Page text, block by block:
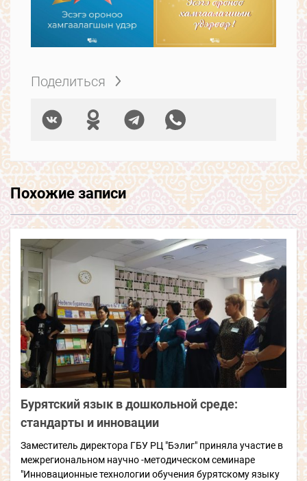
Поделиться
Похожие записи
Бурятский язык в дошкольной среде:
стандарты и инновации
Заместитель директора ГБУ РЦ "Бэлиг" приняла участие в
межрегиональном научно -методическом семинаре
"Инновационные технологии обучения бурятскому языку